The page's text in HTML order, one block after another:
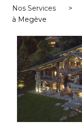
Nos Services >
à Megève